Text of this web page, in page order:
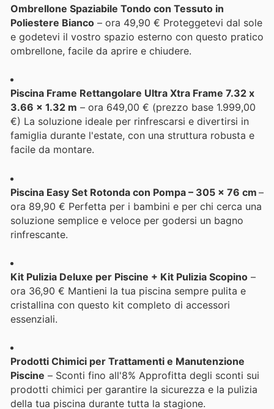
Ombrellone Spaziabile Tondo con Tessuto in
Poliestere Bianco – ora 49,90 € Proteggetevi dal sole
e godetevi il vostro spazio esterno con questo pratico
ombrellone, facile da aprire e chiudere.
Piscina Frame Rettangolare Ultra Xtra Frame 7.32 x
3.66 x 1.32 m – ora 649,00 € (prezzo base 1.999,00
€) La soluzione ideale per rinfrescarsi e divertirsi in
famiglia durante l'estate, con una struttura robusta e
facile da montare.
Piscina Easy Set Rotonda con Pompa – 305 x 76 cm–
ora 89,90 € Perfetta per i bambini e per chi cerca una
soluzione semplice e veloce per godersi un bagno
rinfrescante.
Kit Pulizia Deluxe per Piscine + Kit Pulizia Scopino –
ora 36,90 € Mantieni la tua piscina sempre pulita e
cristallina con questo kit completo di accessori
essenziali.
Prodotti Chimici per Trattamenti e Manutenzione
Piscine – Sconti fino all'8% Approfitta degli sconti sui
prodotti chimici per garantire la sicurezza e la pulizia
della tua piscina durante tutta la stagione.